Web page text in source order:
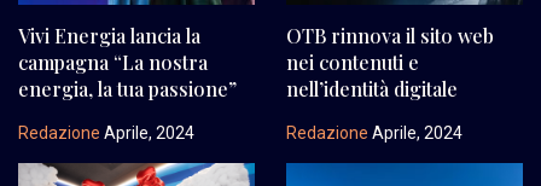
Vivi Energia lancia la
campagna “La nostra
energia, la tua passione”
Redazione Aprile, 2024
OTB rinnova il sito web
nei contenuti e
nell’identità digitale
Redazione Aprile, 2024